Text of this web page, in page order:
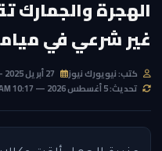
غير شرعي في
كتب: نيويورك نيوز
تحديث: 5 أغسطس 2026 — 10:17 AM